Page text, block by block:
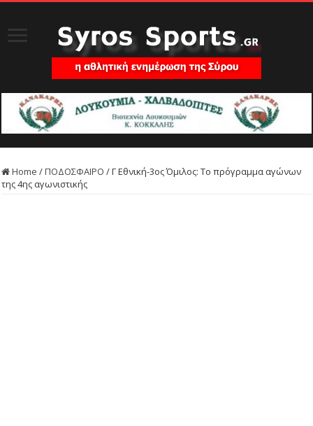
Home /ΠΟΔΟΣΦΑΙΡΟ /Γ Εθνική-3ος Όμιλος: Το πρόγραμμα αγώνων
της 4ης αγωνιστικής